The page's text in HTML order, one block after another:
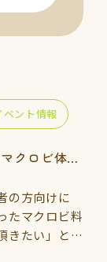
【お知らせ】マクロビ体験会のご案内
の方向けに
たマクロビ料
きたい」と思
ベント情報